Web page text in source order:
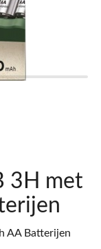
3H met
AA Batterijen